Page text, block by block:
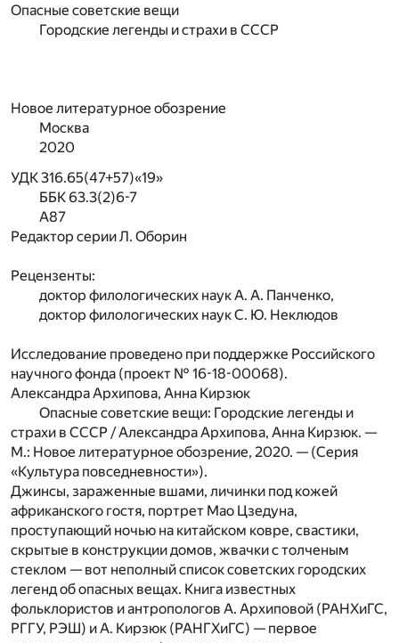
Опасные советские вещи
Городские легенды и страхи в СССР
Новое литературное обозрение
Москва
2020
УДК 316.65(47+57)«19»
ББК 63.3(2)6-7
А87
Редактор серии Л. Оборин
Рецензенты:
доктор филологических наук А. А. Панченко,
доктор филологических наук С. Ю. Неклюдов
Исследование проведено при поддержке Российского
научного фонда (проект № 16-18-00068).
Александра Архипова, Анна Кирзюк
Опасные советские вещи: Городские легенды и
страхи в СССР / Александра Архипова, Анна Кирзюк. —
М.: Новое литературное обозрение, 2020. — (Серия
«Культура повседневности»).
Джинсы, зараженные вшами, личинки под кожей
африканского гостя, портрет Мао Цзедуна,
проступающий ночью на китайском ковре, свастики,
скрытые в конструкции домов, жвачки с толченым
стеклом — вот неполный список советских городских
легенд об опасных вещах. Книга известных
фольклористов и антропологов А. Архиповой (РАНХиГС,
РГГУ, РЭШ) и А. Кирзюк (РАНГХиГС) — первое